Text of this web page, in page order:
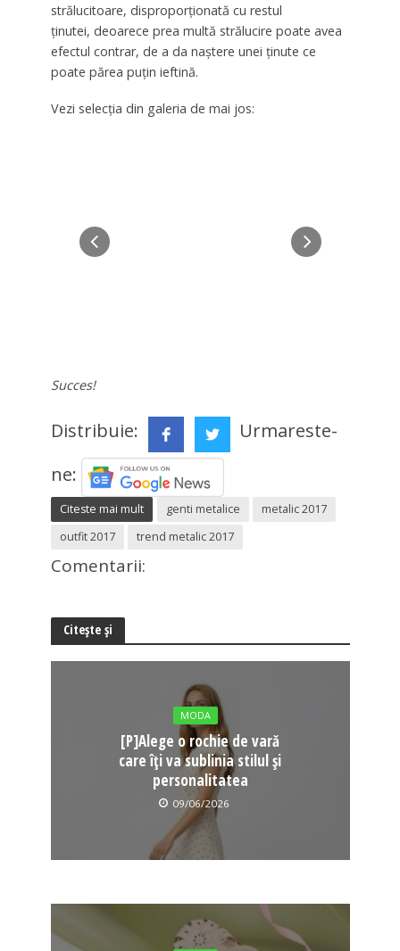
strălucitoare, disproporționată cu restul
ținutei, deoarece prea multă strălucire poate avea
efectul contrar, de a da naștere unei ținute ce
poate părea puțin ieftină.
Vezi selecția din galeria de mai jos:
Succes!
Distribuie:
Urmareste-
ne:
Citeste mai mult genti metalice
metalic 2017
outfit 2017
trend metalic 2017
Comentarii:
Citește și
MODA
[P]Alege o rochie de vară
care îți va sublinia stilul și
personalitatea
09/06/2026